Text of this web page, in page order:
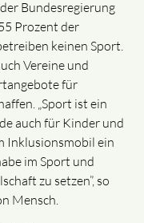
Bundesregierung
Prozent der
keinen Sport.
Vereine und
für
„Sport ist ein
auch für Kinder und
Inklusionsmobil ein
im Sport und
zu setzen”, so
Mensch.